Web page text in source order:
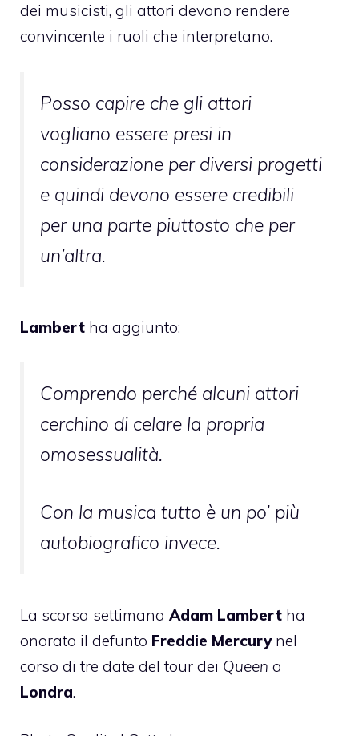
dei musicisti, gli attori devono rendere
convincente i ruoli che interpretano.
Posso capire che gli attori
vogliano essere presi in
considerazione per diversi progetti
e quindi devono essere credibili
per una parte piuttosto che per
un’altra.
Lambert ha aggiunto:
Comprendo perché alcuni attori
cerchino di celare la propria
omosessualità.
Con la musica tutto è un po’ più
autobiografico invece.
La scorsa settimana Adam Lambert ha
onorato il defunto Freddie Mercurynel
corso di tre date del tour dei Queen a
Londra.